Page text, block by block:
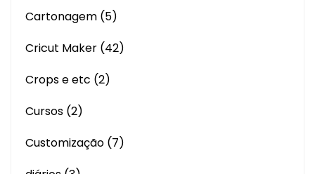
Cartonagem (5)
Cricut Maker (42)
Crops e etc (2)
Cursos (2)
Customização (7)